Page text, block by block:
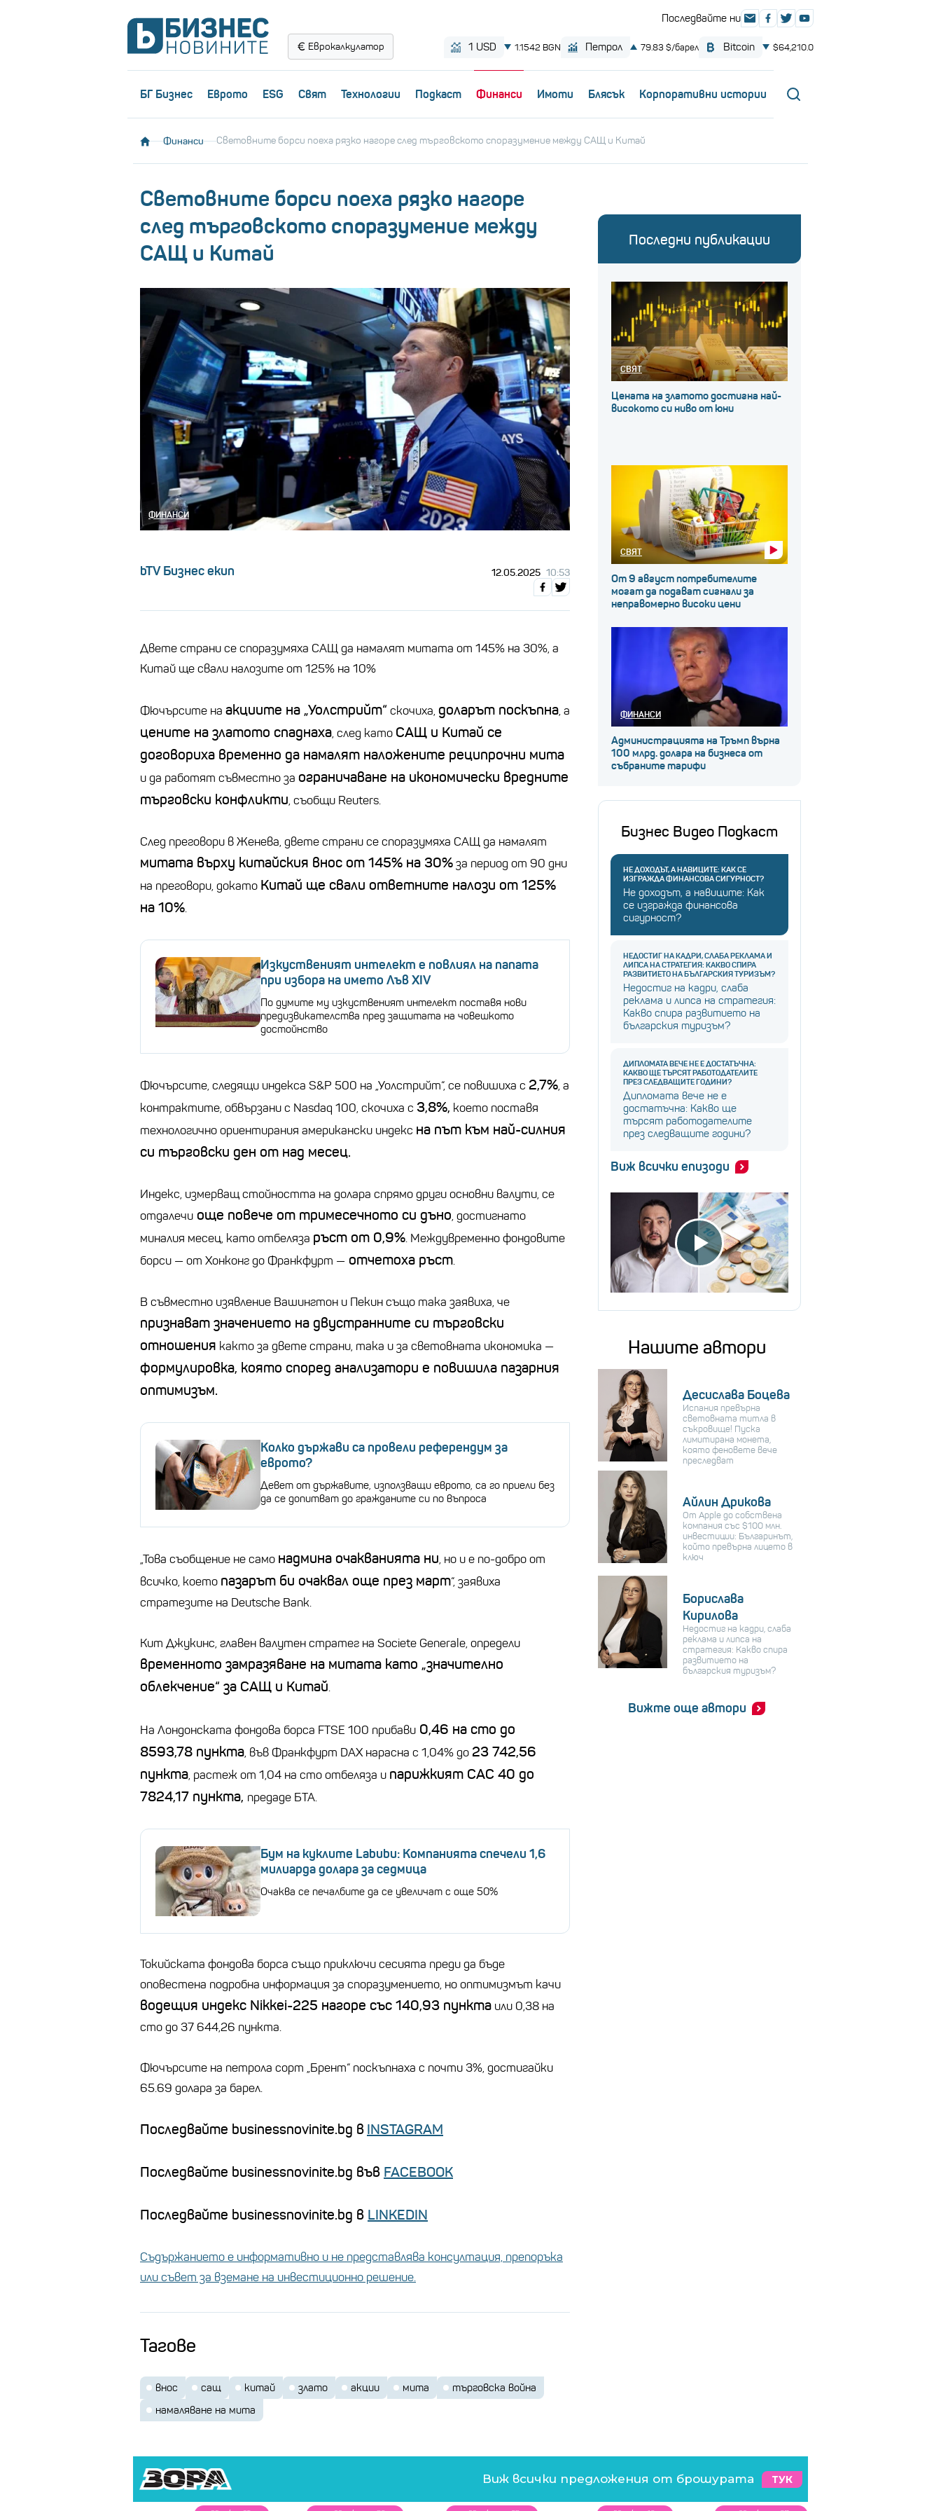
Еврокалкулатор
БГ Бизнес Еврото ESG Свят Технологии Пoдкаст Финанси Имоти Блясък Корпоративни истории
Финанси Световните борси поеха рязко нагоре след търговското споразумение между САЩ и Китай
Световните борси поеха рязко нагоре
след търговското споразумение между
САЩ и Китай
ФИНАНСИ
bTV Бизнес екип 12.05.2025 10:53
Двете страни се споразумяха САЩ да намалят митата от 145% на 30%, а
Китай ще свали налозите от 125% на 10%
Фючърсите на акциите на „Уолстрийт“ скочиха, доларът поскъпна, а
цените на златото спаднаха, след като САЩ и Китай се
договориха временно да намалят наложените реципрочни мита
и да работят съвместно за ограничаване на икономически вредните
търговски конфликти, съобщи Reuters.
След преговори в Женева, двете страни се споразумяха САЩ да намалят
митата върху китайския внос от 145% на 30%за период от 90 дни
на преговори, докато Китай ще свали ответните налози от 125%
на 10%.
Изкуственият интелект е повлиял на папата
при избора на името Лъв XIV
По думите му изкуственият интелект поставя нови
предизвикателства пред защитата на човешкото
достойнство
Фючърсите, следящи индекса S&P 500 на „Уолстрийт“, се повишиха с 2,7%, а
контрактите, обвързани с Nasdaq 100, скочиха с 3,8%, което поставя
технологично ориентирания американски индекс на път към най-силния
си търговски ден от над месец.
Индекс, измерващ стойността на долара спрямо други основни валути, се
отдалечи още повече от тримесечното си дъно, достигнато
миналия месец, като отбеляза ръст от 0,9%. Междувременно фондовите
борси — от Хонконг до Франкфурт — отчетоха ръст.
В съвместно изявление Вашингтон и Пекин също така заявиха, че
признават значението на двустранните си търговски
отношения както за двете страни, така и за световната икономика —
формулировка, която според анализатори е повишила пазарния
оптимизъм.
Колко държави са провели референдум за
еврото?
Девет от държавите, използващи еврото, са го приели без
да се допитват до гражданите си по въпроса
„Това съобщение не само надмина очакванията ни, но и е по-добро от
всичко, което пазарът би очаквал още през март“, заявиха
стратезите на Deutsche Bank.
Кит Джукинс, главен валутен стратег на Societe Generale, определи
временното замразяване на митата като „значително
облекчение“ за САЩ и Китай.
На Лондонската фондова борса FTSE 100 прибави 0,46 на сто до
8593,78 пункта, във Франкфурт DAX нарасна с 1,04% до 23 742,56
пункта, растеж от 1,04 на сто отбеляза и парижкият САС 40 до
7824,17 пункта, предаде БТА.
Бум на куклите Labubu: Компанията спечели 1,6
милиарда долара за седмица
Очаква се печалбите да се увеличат с oще 50%
Токийската фондова борса също приключи сесията преди да бъде
оповестена подробна информация за споразумението, но оптимизмът качи
водещия индекс Nikkei-225 нагоре със 140,93 пункта или 0,38 на
сто до 37 644,26 пункта.
Фючърсите на петрола сорт „Брент“ поскъпнаха с почти 3%, достигайки
65.69 долара за барел.
Последвайте businessnovinite.bg в INSTAGRAM
Последвайте businessnovinite.bg във FACEBOOK
Последвайте businessnovinite.bg в LINKEDIN
Съдържанието е информативно и не представлява консултация, препоръка
или съвет за вземане на инвестиционно решение.
Тагове
внос сащ китай злато акции мита
търговска война
намаляване на мита
Последни публикации
СВЯТ
Цената на златото достигна най-
високото си ниво от юни
СВЯТ
От 9 август потребителите
могат да подават сигнали за
неправомерно високи цени
ФИНАНСИ
Администрацията на Тръмп върна
100 млрд. долара на бизнеса от
събраните тарифи
Бизнес Видео Подкаст
НЕ ДОХОДЪТ, А НАВИЦИТЕ: КАК СЕ
ИЗГРАЖДА ФИНАНСОВА СИГУРНОСТ?
Не доходът, а навиците: Как
се изгражда финансова
сигурност?
НЕДОСТИГ НА КАДРИ, СЛАБА РЕКЛАМА И
ЛИПСА НА СТРАТЕГИЯ: КАКВО СПИРА
РАЗВИТИЕТО НА БЪЛГАРСКИЯ ТУРИЗЪМ?
Недостиг на кадри, слаба
реклама и липса на стратегия:
Какво спира развитието на
българския туризъм?
ДИПЛОМАТА ВЕЧЕ НЕ Е ДОСТАТЪЧНА:
КАКВО ЩЕ ТЪРСЯТ РАБОТОДАТЕЛИТЕ
ПРЕЗ СЛЕДВАЩИТЕ ГОДИНИ?
Дипломата вече не е
достатъчна: Какво ще
търсят работодателите
през следващите години?
Виж всички епизоди
Нашите автори
Десислава Боцева
Испания превърна
световната титла в
съкровище! Пуска
лимитирана монета,
която феновете вече
преследват
Айлин Дрикова
От Apple до собствена
компания със $100 млн.
инвестиции: Българинът,
който превърна лицето в
ключ
Борислава
Кирилова
Недостиг на кадри, слаба
реклама и липса на
стратегия: Какво спира
развитието на
българския туризъм?
Вижте още автори
Виж всички предложения от брошурата ТУК